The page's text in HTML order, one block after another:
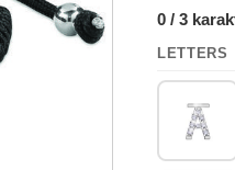
0 / 3
LETTERS